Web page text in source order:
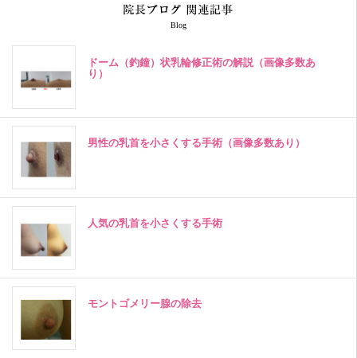
Blog
ドーム（釣鐘）状乳輪修正術の解説（画像多数あ
り）
男性の乳首を小さくする手術（画像多数あり）
人気の乳首を小さくする手術
モントゴメリー腺の除去